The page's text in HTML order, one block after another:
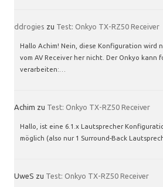
ddrogies zu Test: Onkyo TX-RZ50 Receiver
Hallo Achim! Nein, diese Konfiguration wird
vom AV Receiver her nicht. Der Onkyo kann
verarbeiten:…
Achim zu Test: Onkyo TX-RZ50 Receiver
Hallo, ist eine 6.1.x Lautsprecher
möglich (also nur 1 Surround-Back
UweS zu Test: Onkyo TX-RZ50 Receiver